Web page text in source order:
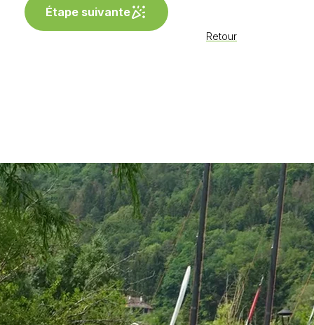
Étape suivante
Retour